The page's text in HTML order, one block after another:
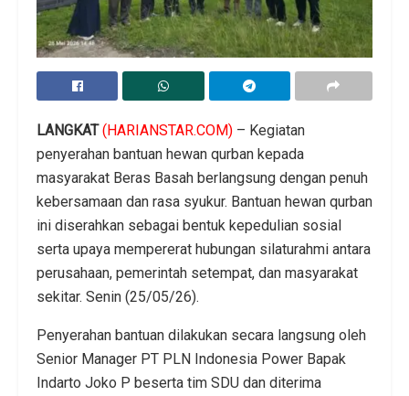
LANGKAT(HARIANSTAR.COM) – Kegiatan
penyerahan bantuan hewan qurban kepada
masyarakat Beras Basah berlangsung dengan penuh
kebersamaan dan rasa syukur. Bantuan hewan qurban
ini diserahkan sebagai bentuk kepedulian sosial
serta upaya mempererat hubungan silaturahmi antara
perusahaan, pemerintah setempat, dan masyarakat
sekitar. Senin (25/05/26).
Penyerahan bantuan dilakukan secara langsung oleh
Senior Manager PT PLN Indonesia Power Bapak
Indarto Joko P beserta tim SDU dan diterima